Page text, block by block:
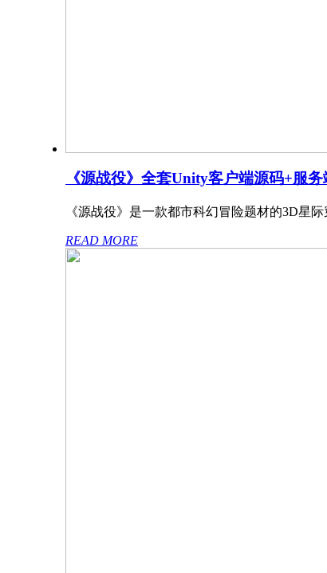
《源战役》全套Unity客户端源码+服
《源战役》是一款都市科幻冒险题材的3D星
READ MORE